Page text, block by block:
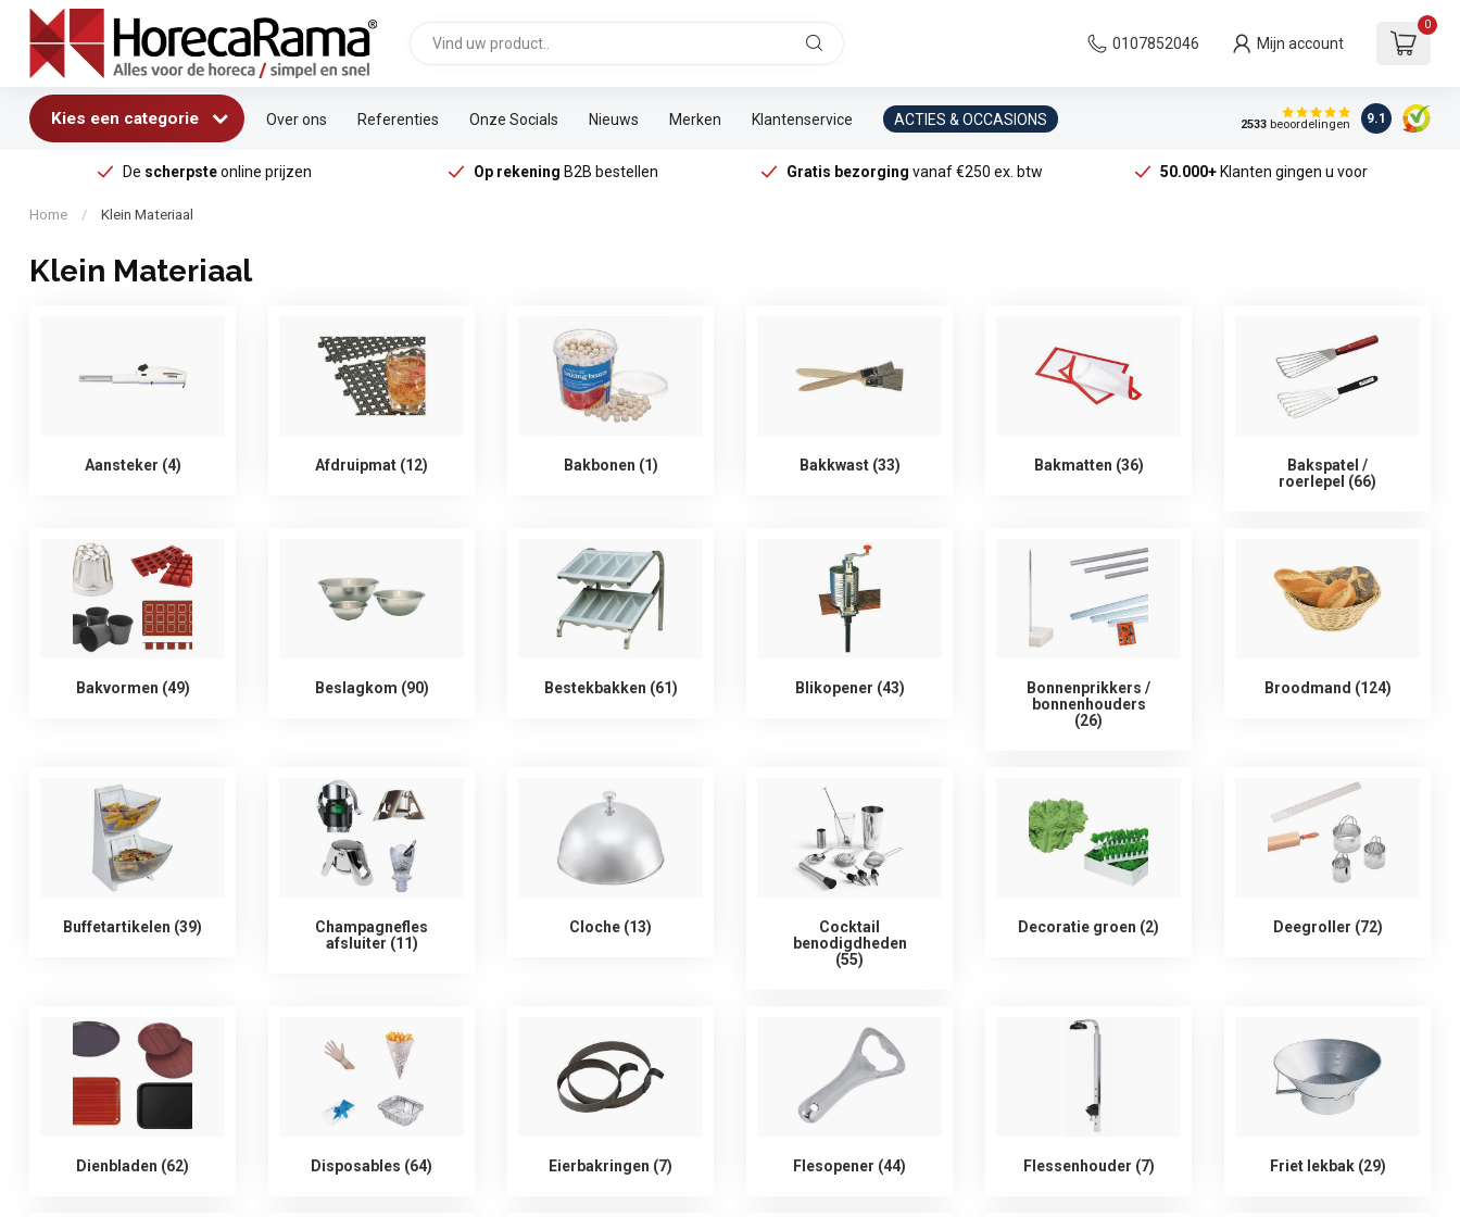
0107852046 Mijn account
0
Kies een categorie Over ons Referenties Onze Socials Nieuws Merken Klantenservice ACTIES & OCCASIONS 2533beoordelingen 9.1
De scherpsteonline prijzen Op rekening B2B bestellen Gratis bezorging vanaf €250 ex. btw 50.000+Klanten gingen u voor
Home / Klein Materiaal
Klein Materiaal
Aansteker (4) Afdruipmat (12) Bakbonen (1) Bakkwast (33) Bakmatten (36)
Bakspatel /
roerlepel (66)
Bakvormen (49) Beslagkom (90) Bestekbakken (61) Blikopener (43)
Bonnenprikkers /
bonnenhouders
(26)
Broodmand (124)
Buffetartikelen (39)
Champagnefles
afsluiter (11)
Cloche (13)
Cocktail
benodigdheden
(55)
Decoratie groen (2) Deegroller (72)
Dienbladen (62) Disposables (64) Eierbakringen (7) Flesopener (44) Flessenhouder (7) Friet lekbak (29)